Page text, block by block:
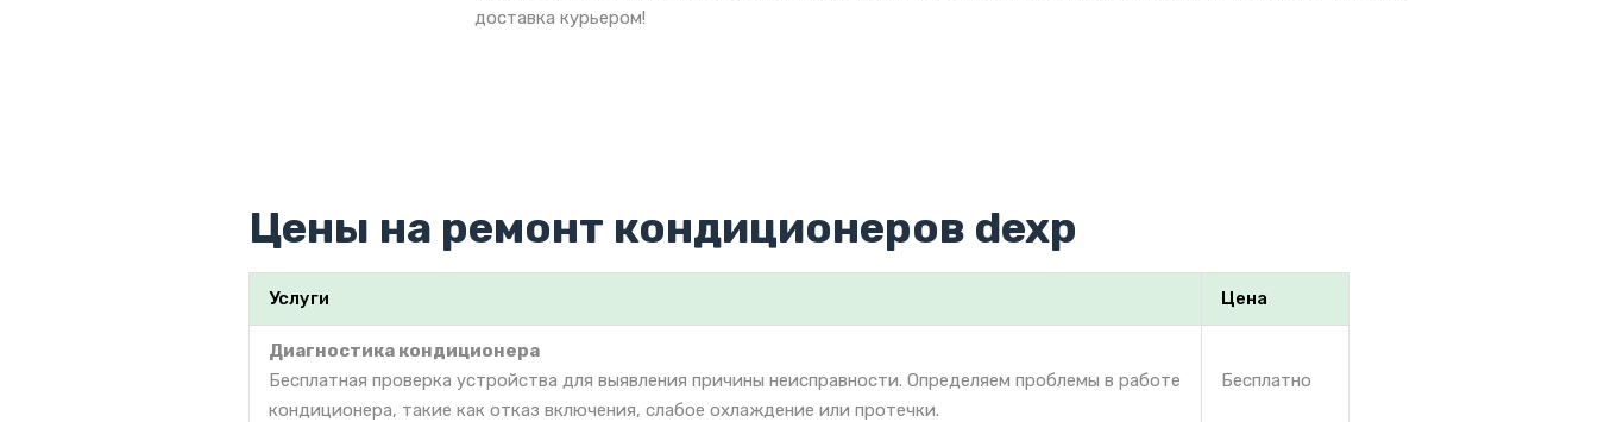
доставка курьером!
Цены на ремонт кондиционеров dexp
Услуги Цена
Диагностика кондиционера
Бесплатная проверка устройства для выявления причины неисправности. Определяем проблемы в работе
кондиционера, такие как отказ включения, слабое охлаждение или протечки.
Бесплатно